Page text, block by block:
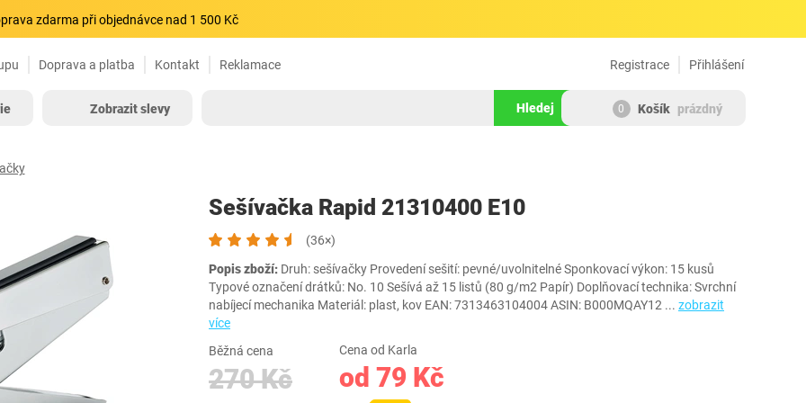
zdarma při objednávce nad 1 500 Kč
Doprava a platba Kontakt Reklamace Přihlášení
Registrace
Zobrazit slevy Hledej 0 Košík prázdný
Sešívačka Rapid 21310400 E10
(36×)
Popis zboží: Druh: sešívačky Provedení sešití: pevné/uvolnitelné Sponkovací výkon: 15 kusů
Typové označení drátků: No. 10 Sešívá až 15 listů (80 g/m2 Papír) Doplňovací technika: Svrchní
nabíjecí mechanika Materiál: plast, kov EAN: 7313463104004 ASIN: B000MQAY12 ... zobrazit
více
Běžná cena
270 Kč
Cena od Karla
od 79 Kč